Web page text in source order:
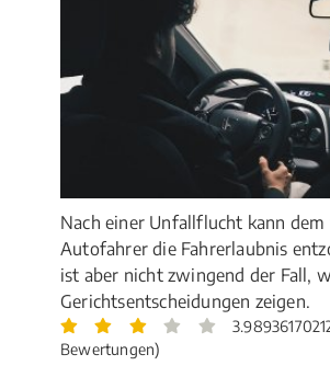
Nach einer Unfallflucht kann
Autofahrer die Fahrerlaubnis
ist aber nicht zwingend der Fall,
Gerichtsentscheidungen zeigen.
Bewertungen)